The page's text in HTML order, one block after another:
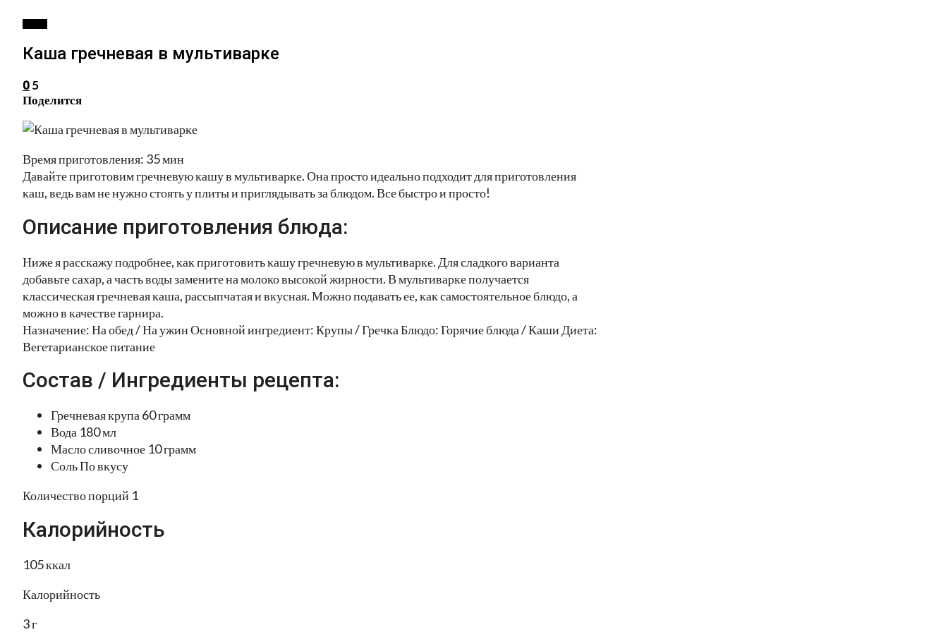
Каша гречневая в мультиварке
0 5
Поделится
Время приготовления: 35 мин
Давайте приготовим гречневую кашу в мультиварке. Она просто идеально подходит для приготовления
каш, ведь вам не нужно стоять у плиты и приглядывать за блюдом. Все быстро и просто!
Описание приготовления блюда:
Ниже я расскажу подробнее, как приготовить кашу гречневую в мультиварке. Для сладкого варианта
добавьте сахар, а часть воды замените на молоко высокой жирности. В мультиварке получается
классическая гречневая каша, рассыпчатая и вкусная. Можно подавать ее, как самостоятельное блюдо, а
можно в качестве гарнира.
Назначение: На обед / На ужин Основной ингредиент: Крупы / Гречка Блюдо: Горячие блюда / Каши Диета:
Вегетарианское питание
Состав / Ингредиенты рецепта:
Гречневая крупа 60 грамм
Вода 180 мл
Масло сливочное 10 грамм
Соль По вкусу
Количество порций 1
Калорийность
105 ккал
Калорийность
3 г